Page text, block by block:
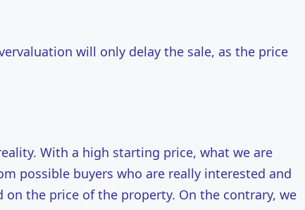
will only delay the sale, as the price
With a high starting price, what we are
possible buyers who are really interested and
the price of the property. On the contrary, we